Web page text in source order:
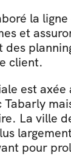
la
et
des
client.
est
Tabarly
La ville
pour